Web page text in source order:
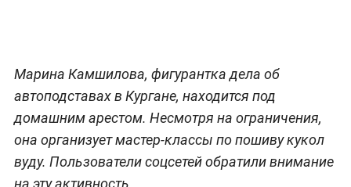
Марина Камшилова, фигурантка дела об
автоподставах в Кургане, находится под
домашним арестом. Несмотря на ограничения,
она организует мастер-классы по пошиву кукол
вуду. Пользователи соцсетей обратили внимание
на эту активность.